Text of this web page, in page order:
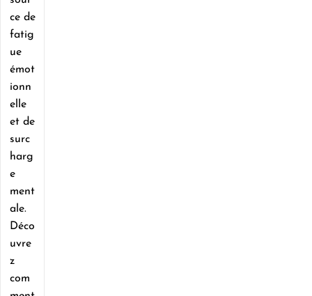
ce de
fatig
ue
émot
ionn
elle
et de
surc
harg
e
ment
ale.
Déco
uvre
z
com